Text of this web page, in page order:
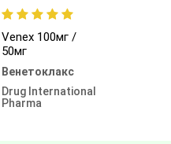
Venex 100мг /
50мг
Венетоклакс
Drug International
Pharma